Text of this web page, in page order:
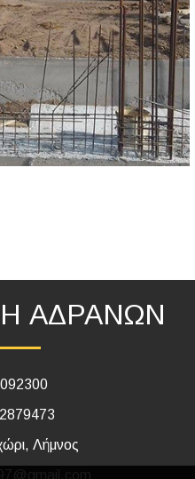
ΑΔΡΑΝΩΝ
Λήμνος